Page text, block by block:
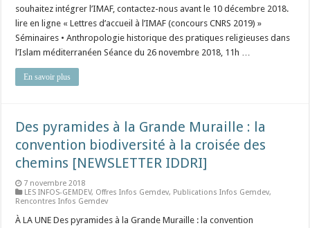
souhaitez intégrer l’IMAF, contactez-nous avant le 10 décembre 2018.
lire en ligne « Lettres d’accueil à l’IMAF (concours CNRS 2019) »
Séminaires • Anthropologie historique des pratiques religieuses dans
l’Islam méditerranéen Séance du 26 novembre 2018, 11h …
En savoir plus
Des pyramides à la Grande Muraille : la
convention biodiversité à la croisée des
chemins [NEWSLETTER IDDRI]
7 novembre 2018
LES INFOS-GEMDEV, Offres Infos Gemdev, Publications Infos Gemdev,
Rencontres Infos Gemdev
À LA UNE Des pyramides à la Grande Muraille : la convention